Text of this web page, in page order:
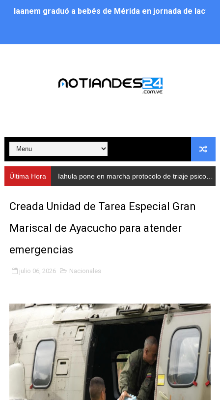
Iaanem graduó a bebés de Mérida en jornada de
Alcalde Nelson Álvarez llevó jornada recreativa a la
Nevado Gas optimiza servicio residencial en la
Balance semestral impulsa inclusión y atención a
Plan Vacacional Comunitario “Ríe 2026” recorre las
Alcaldía del Municipio Libertador realizó una jornada
Fundacite Mérida dicta taller gratuito de electrónica
INN-Mérida celebró el Lacto grado para promover el
Impulsan plan estratégico de seguridad ciudadana
Fomficc consolida alianzas e impulsa la economía
Niños de Estudiantes de Mérida sembraron 110
Corposalud y Secretaría Social fortalecen la atención
Inicia el plan vacacional Venezuela Renace en el
Última Hora Iahula pone en marcha protocolo de triaje psicosocial para atender a rescatistas
Creada Unidad de Tarea Especial Gran
Mariscal de Ayacucho para atender
emergencias
julio 06, 2026 Nacionales